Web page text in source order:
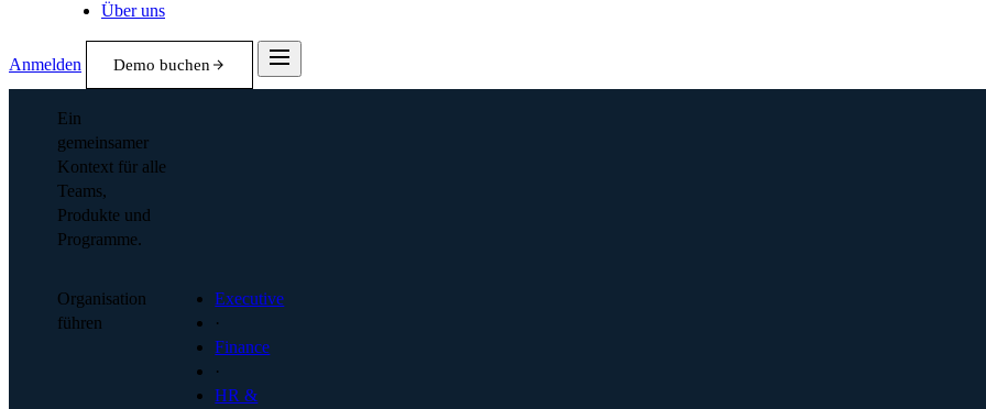
Über uns
Anmelden Demo buchen
Ein
gemeinsamer
Kontext für alle
Teams,
Produkte und
Programme.
Organisation
führen
Executive
·
Finance
·
HR &